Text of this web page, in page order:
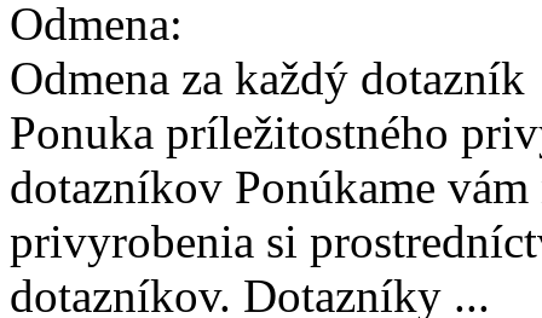
Odmena:
Odmena za každý dotazník
Ponuka príležitostného
dotazníkov Ponúkame
privyrobenia si
dotazníkov. Dotazníky ...